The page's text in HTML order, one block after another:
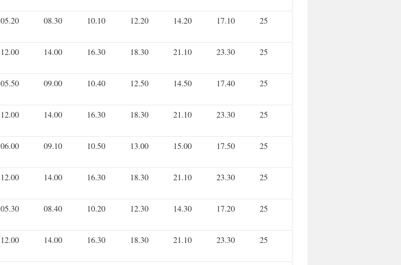
05.20 08.30 10.10 12.20 14.20 17.10 25
12.00 14.00 16.30 18.30 21.10 23.30 25
05.50 09.00 10.40 12.50 14.50 17.40 25
12.00 14.00 16.30 18.30 21.10 23.30 25
06.00 09.10 10.50 13.00 15.00 17.50 25
12.00 14.00 16.30 18.30 21.10 23.30 25
05.30 08.40 10.20 12.30 14.30 17.20 25
12.00 14.00 16.30 18.30 21.10 23.30 25